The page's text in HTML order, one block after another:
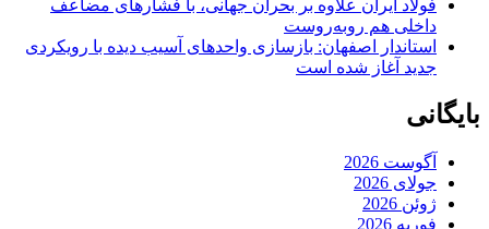
فولاد ایران علاوه بر بحران جهانی، با فشارهای مضاعف
داخلی هم روبه‌روست
استاندار اصفهان: بازسازی واحدهای آسیب دیده با رویکردی
جدید آغاز شده است
بایگانی
آگوست 2026
جولای 2026
ژوئن 2026
فوریه 2026